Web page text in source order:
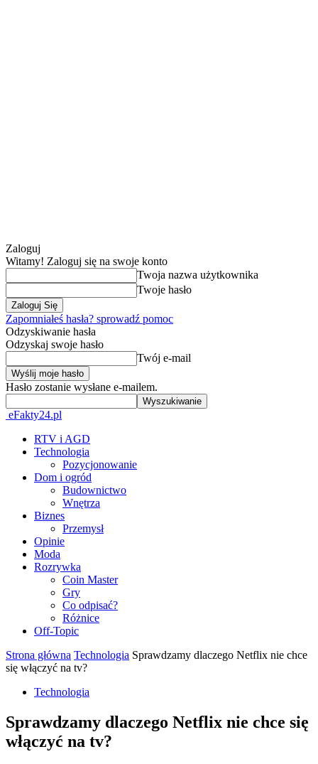
Zaloguj
Witamy! Zaloguj się na swoje konto
Twoja nazwa użytkownika
Twoje hasło
Zapomniałeś hasła? sprowadź pomoc
Odzyskiwanie hasła
Odzyskaj swoje hasło
Twój e-mail
Hasło zostanie wysłane e-mailem.
eFakty24.pl
RTV i AGD
Technologia
Pozycjonowanie
Dom i ogród
Budownictwo
Wnętrza
Biznes
Przemysł
Opinie
Moda
Rozrywka
Coin Master
Gry
Co odpisać?
Różnice
Off-Topic
Strona główna Technologia Sprawdzamy dlaczego Netflix nie chce
się włączyć na tv?
Technologia
Sprawdzamy dlaczego Netflix nie chce się
włączyć na tv?